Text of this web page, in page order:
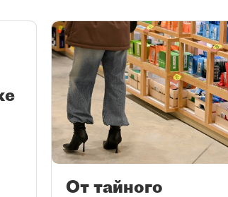
От тайного